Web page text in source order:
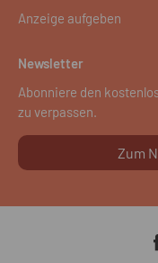
Anzeige aufgeben
Newsletter
Abonniere den
zu verpassen.
Zum